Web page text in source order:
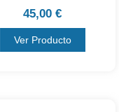
45,00 €
Ver Producto